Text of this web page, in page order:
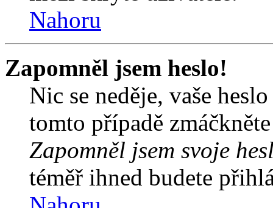
Nahoru
Zapomněl jsem heslo!
Nic se neděje, vaše
tomto případě
Zapomněl jsem svoje
téměř ihned budete